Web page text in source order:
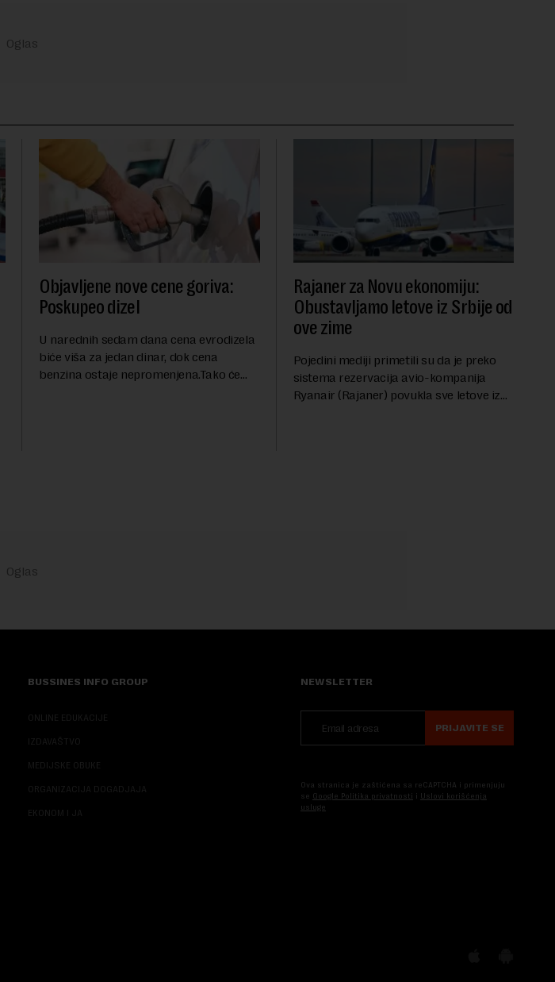
Objavljene nove cene goriva:
Poskupeo dizel
U narednih sedam dana cena evrodizela
biće viša za jedan dinar, dok cena
benzina ostaje nepromenjena.Tako će
Rajaner za Novu ekonomiju:
Obustavljamo letove iz Srbije od
ove zime
Pojedini mediji primetili su da je preko
sistema rezervacija avio-kompanija
Ryanair (Rajaner) povukla sve letove iz
BUSSINES INFO GROUP
ONLINE EDUKACIJE
IZDAVAŠTVO
MEDIJSKE OBUKE
ORGANIZACIJA DOGADJAJA
EKONOM I JA
NEWSLETTER
PRIJAVITE SE
Ova stranica je zaštićena sa reCAPTCHA i primenjuju
se Google Politika privatnosti i Uslovi korišćenja
usluge